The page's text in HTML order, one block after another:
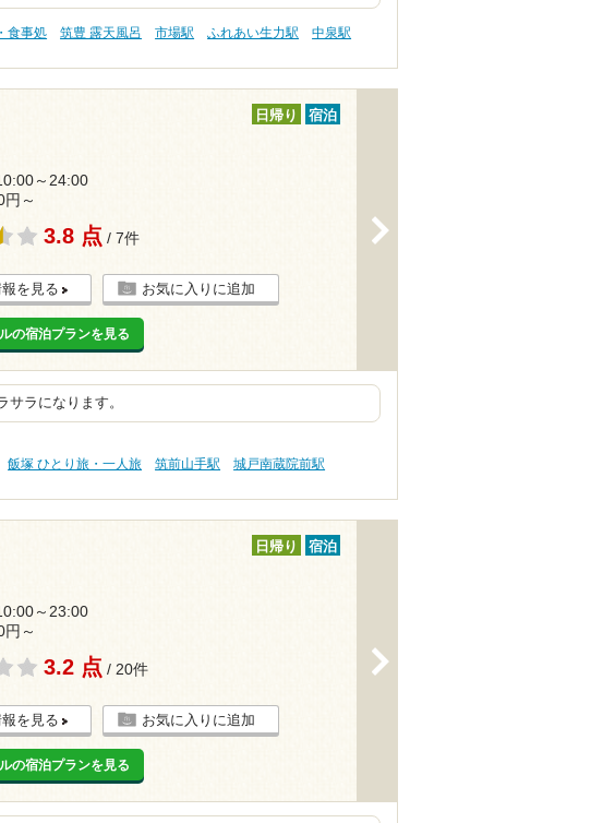
食事処 筑豊 露天風呂 市場駅 ふれあい生力駅
中泉駅
日帰り 宿泊
～24:00
～
3.8 点 / 7件
を見る お気に入りに追加
の宿泊プランを見る
サラになります。
飯塚 ひとり旅・一人旅 筑前山手駅
城戸南蔵院前駅
日帰り 宿泊
～23:00
～
3.2 点 / 20件
を見る お気に入りに追加
の宿泊プランを見る